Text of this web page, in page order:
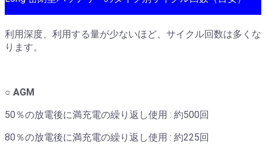
利用深度、利用する量が少ないほど、サイクル回数は多くな
ります。
○ AGM
50％の放電後に満充電の繰り返し使用 : 約500回
80％の放電後に満充電の繰り返し使用 : 約225回